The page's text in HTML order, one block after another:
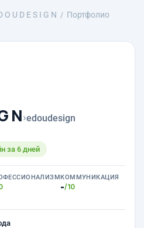
O U D E S I G N
Портфолио
N›edoudesign
за 6 дней
КОММУНИКАЦИЯ
-/10